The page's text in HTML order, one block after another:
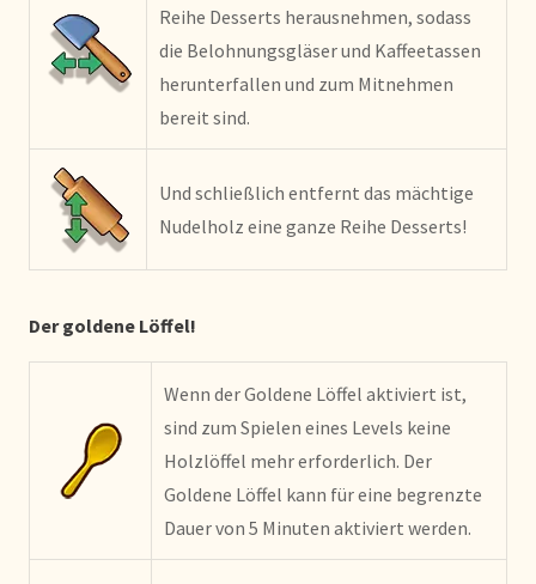
Reihe Desserts herausnehmen, sodass
die Belohnungsgläser und Kaffeetassen
herunterfallen und zum Mitnehmen
bereit sind.
Und schließlich entfernt das mächtige
Nudelholz eine ganze Reihe Desserts!
Der goldene Löffel!
Wenn der Goldene Löffel aktiviert ist,
sind zum Spielen eines Levels keine
Holzlöffel mehr erforderlich. Der
Goldene Löffel kann für eine begrenzte
Dauer von 5 Minuten aktiviert werden.